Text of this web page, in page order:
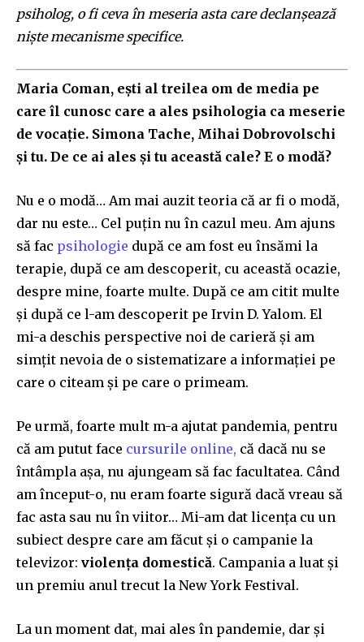
psiholog, o fi ceva în meseria asta care declanșează
niște mecanisme specifice.
Maria Coman, ești al treilea om de media pe
care îl cunosc care a ales psihologia ca meserie
de vocație. Simona Tache, Mihai Dobrovolschi
și tu. De ce ai ales și tu această cale? E o modă?
Nu e o modă… Am mai auzit teoria că ar fi o modă,
dar nu este… Cel puțin nu în cazul meu. Am ajuns
să fac psihologie după ce am fost eu însămi la
terapie, după ce am descoperit, cu această ocazie,
despre mine, foarte multe. După ce am citit multe
și după ce l-am descoperit pe Irvin D. Yalom. El
mi-a deschis perspective noi de carieră și am
simțit nevoia de o sistematizare a informației pe
care o citeam și pe care o primeam.
Pe urmă, foarte mult m-a ajutat pandemia, pentru
că am putut face cursurile online, că dacă nu se
întâmpla așa, nu ajungeam să fac facultatea. Când
am început-o, nu eram foarte sigură dacă vreau să
fac asta sau nu în viitor… Mi-am dat licența cu un
subiect despre care am făcut și o campanie la
televizor: violența domestică. Campania a luat și
un premiu anul trecut la New York Festival.
La un moment dat, mai ales în pandemie, dar și